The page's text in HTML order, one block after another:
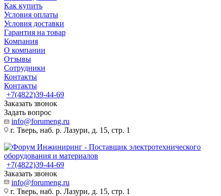
Как купить
Условия оплаты
Условия доставки
Гарантия на товар
Компания
О компании
Отзывы
Сотрудники
Контакты
Контакты
+7(4822)39-44-69
Заказать звонок
Задать вопрос
info@forumeng.ru
г. Тверь, наб. р. Лазури, д. 15, стр. 1
+7(4822)39-44-69
Заказать звонок
info@forumeng.ru
г. Тверь, наб. р. Лазури, д. 15, стр. 1